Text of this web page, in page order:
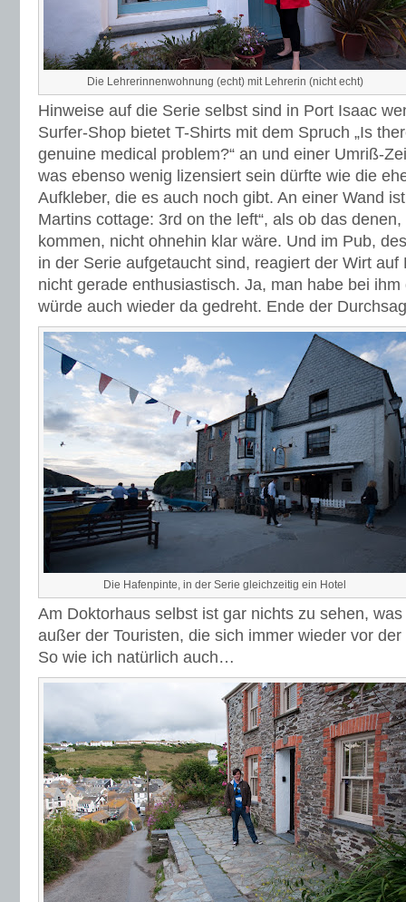
Die Lehrerinnenwohnung (echt) mit Lehrerin (nicht echt)
Hinweise auf die Serie selbst sind in Port Isaac
Surfer-Shop bietet T-Shirts mit dem Spruch „Is
genuine medical problem?“ an und einer Umriß-
was ebenso wenig lizensiert sein dürfte wie die
Aufkleber, die es auch noch gibt. An einer Wand
Martins cottage: 3rd on the left“, als ob das
kommen, nicht ohnehin klar wäre. Und im Pub,
in der Serie aufgetaucht sind, reagiert der Wirt auf
nicht gerade enthusiastisch. Ja, man habe bei
würde auch wieder da gedreht. Ende der
Die Hafenpinte, in der Serie gleichzeitig ein Hotel
Am Doktorhaus selbst ist gar nichts zu sehen,
außer der Touristen, die sich immer wieder vor
So wie ich natürlich auch…